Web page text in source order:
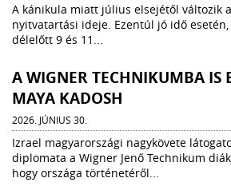
A kánikula miatt július elsejétől változik
nyitvatartási ideje. Ezentúl jó idő
délelőtt 9 és 11...
A WIGNER TECHNIKUMBA IS
MAYA KADOSH
2026. JÚNIUS 30.
Izrael magyarországi nagykövete
diplomata a Wigner Jenő Technikum
hogy országa történetéről...